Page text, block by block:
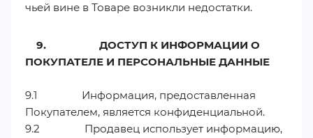
чьей вине в Товаре возникли недостатки.
9. ДОСТУП К ИНФОРМАЦИИ О
ПОКУПАТЕЛЕ И ПЕРСОНАЛЬНЫЕ ДАННЫЕ
9.1 Информация, предоставленная
Покупателем, является конфиденциальной.
9.2 Продавец использует информацию,